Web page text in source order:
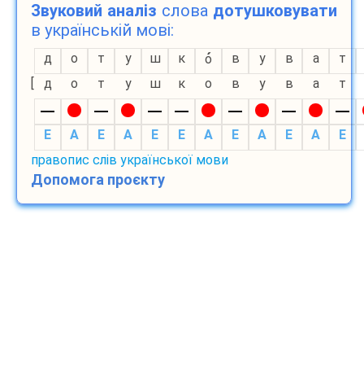
Звуковий аналіз слова дотушковувати
в українській мові:
д о т у ш к о в у в а
т
[
д о т у ш к о в у в а т
E A E A E E A E A E A
E
правопис слів української мови
Допомога проєкту